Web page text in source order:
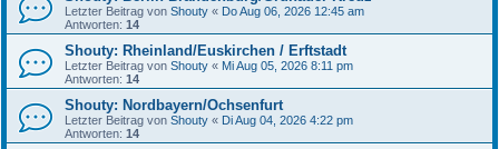
Letzter Beitrag von Shouty « Do Aug 06, 2026 12:45 am
Antworten: 14
Shouty: Rheinland/Euskirchen / Erftstadt
Letzter Beitrag von Shouty « Mi Aug 05, 2026 8:11 pm
Antworten: 14
Shouty: Nordbayern/Ochsenfurt
Letzter Beitrag von Shouty « Di Aug 04, 2026 4:22 pm
Antworten: 14